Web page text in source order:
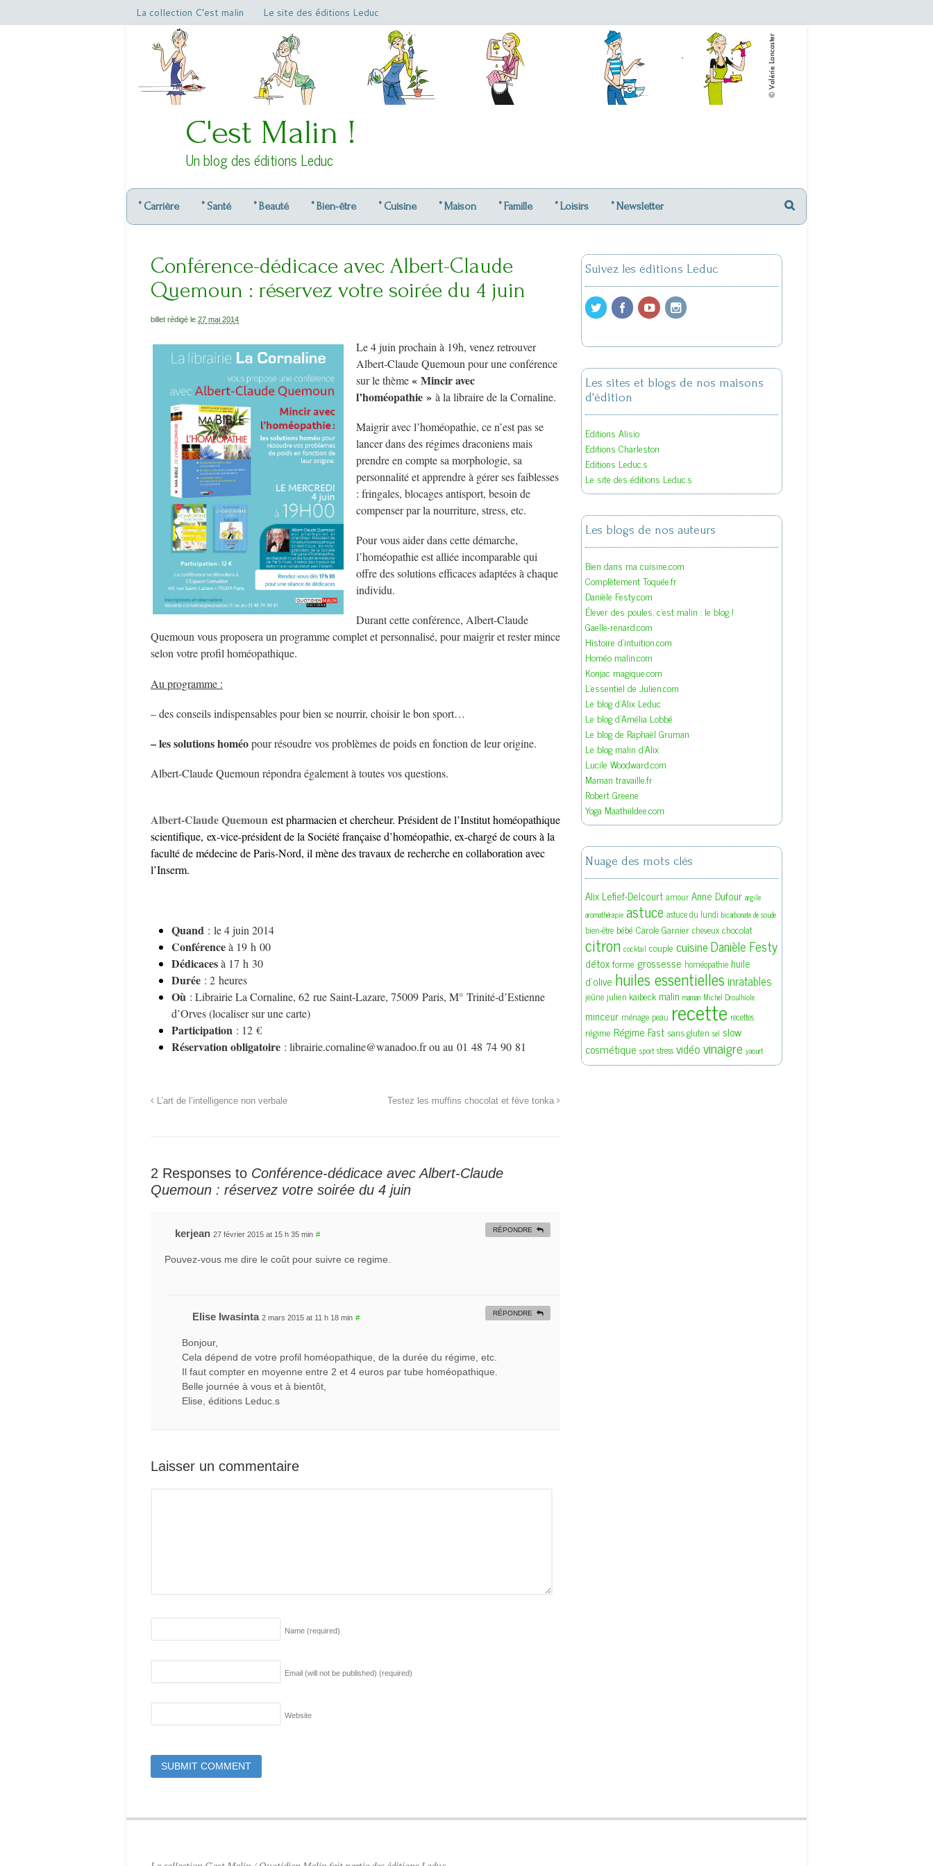
La collection C’est malin Le site des éditions Leduc
C'est Malin !
Un blog des éditions Leduc
° Carrière ° Santé ° Beauté ° Bien-être ° Cuisine ° Maison ° Famille ° Loisirs ° Newsletter
Conférence-dédicace avec Albert-Claude
Quemoun : réservez votre soirée du 4 juin
billet rédigé le 27 mai 2014
Le 4 juin prochain à 19h, venez retrouver
Albert-Claude Quemoun pour une conférence
sur le thème« Mincir avec
l’homéopathie » à la libraire de la Cornaline.
Maigrir avec l’homéopathie, ce n’est pas se
lancer dans des régimes draconiens mais
prendre en compte sa morphologie, sa
personnalité et apprendre à gérer ses faiblesses
: fringales, blocages antisport, besoin de
compenser par la nourriture, stress, etc.
Pour vous aider dans cette démarche,
l’homéopathie est alliée incomparable qui
offre des solutions efficaces adaptées à chaque
individu.
Durant cette conférence, Albert-Claude
Quemoun vous proposera un programme complet et personnalisé, pour maigrir et rester mince
selon votre profil homéopathique.
Au programme :
– des conseils indispensables pour bien se nourrir, choisir le bon sport…
– les solutions homéopour résoudre vos problèmes de poids en fonction de leur origine.
Albert-Claude Quemoun répondra également à toutes vos questions.
Albert-Claude Quemoun est pharmacien et chercheur. Président de l’Institut homéopathique
scientifique, ex-vice-président de la Société française d’homéopathie, ex-chargé de cours à la
faculté de médecine de Paris-Nord, il mène des travaux de recherche en collaboration avec
l’Inserm.
Quand : le 4 juin 2014
Conférenceà 19 h 00
Dédicacesà 17 h 30
Durée : 2 heures
Où : Librairie La Cornaline, 62 rue Saint-Lazare, 75009 Paris, M° Trinité-d’Estienne
d’Orves (localiser sur une carte)
Participation : 12 €
Réservation obligatoire : librairie.cornaline@wanadoo.fr ou au 01 48 74 90 81
L’art de l’intelligence non verbale Testez les muffins chocolat et fève tonka
2 Responses to Conférence-dédicace avec Albert-Claude
Quemoun : réservez votre soirée du 4 juin
kerjean 27 février 2015 at 15 h 35 min #
Pouvez-vous me dire le coût pour suivre ce regime.
RÉPONDRE
Elise Iwasinta 2 mars 2015 at 11 h 18 min #
Bonjour,
Cela dépend de votre profil homéopathique, de la durée du régime, etc.
Il faut compter en moyenne entre 2 et 4 euros par tube homéopathique.
Belle journée à vous et à bientôt,
Elise, éditions Leduc.s
RÉPONDRE
Laisser un commentaire
Name (required)
Email (will not be published) (required)
Website
Suivez les éditions Leduc
Les sites et blogs de nos maisons
d'édition
Editions Alisio
Editions Charleston
Editions Leduc.s
Le site des éditions Leduc.s
Les blogs de nos auteurs
Bien dans ma cuisine.com
Complètement Toquée.fr
Danièle Festy.com
Élever des poules, c'est malin : le blog !
Gaelle-renard.com
Histoire d'intuition.com
Homéo malin.com
Konjac magique.com
L'essentiel de Julien.com
Le blog d'Alix Leduc
Le blog d'Amélia Lobbé
Le blog de Raphaël Gruman
Le blog malin d'Alix
Lucile Woodward.com
Maman travaille.fr
Robert Greene
Yoga Maathiildee.com
Nuage des mots clés
Alix Lefief-Delcourt amour Anne Dufour argile
aromathérapie astuce astuce du lundi bicarbonate de soude
bien-être bébé Carole Garnier cheveux chocolat
citron cocktail couple cuisineDanièle Festy
détoxforme grossesse homéopathie huile
d'olive huiles essentiellesinratables
jeûne julien kaibeck malin maman Michel Droulhiole
minceur ménage peau recette recettes
régime Régime Fast sans gluten sel slow
cosmétique sport stress vidéovinaigre yaourt